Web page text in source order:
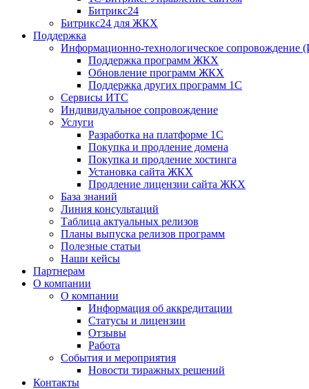
Битрикс24
Битрикс24 для ЖКХ
Поддержка
Информационно-технологическое сопровождение
Поддержка программ ЖКХ
Обновление программ ЖКХ
Поддержка других программ 1С
Сервисы ИТС
Индивидуальное сопровождение
Услуги
Разработка на платформе 1С
Покупка и продление домена
Покупка и продление хостинга
Установка сайта ЖКХ
Продление лицензии сайта ЖКХ
База знаний
Линия консультаций
Таблица актуальных релизов
Планы выпуска релизов программ
Полезные статьи
Наши кейсы
Партнерам
О компании
О компании
Информация об аккредитации
Статусы и лицензии
Отзывы
Работа
События и мероприятия
Новости тиражных решений
Контакты